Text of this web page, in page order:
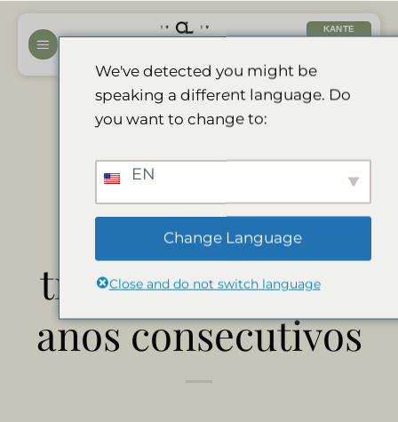
Μετάβαση
περιεχόμενο
ΚΆΝΤΕ
Divava recebe o
certificado de
excelência do
tripadvisor por 10
anos consecutivos
We've detected you might be
speaking a different language. Do
you want to change to:
EN
Change Language
Close and do not switch language